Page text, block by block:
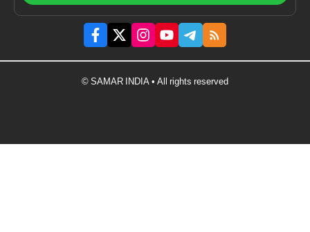
© SAMAR INDIA • All rights reserved